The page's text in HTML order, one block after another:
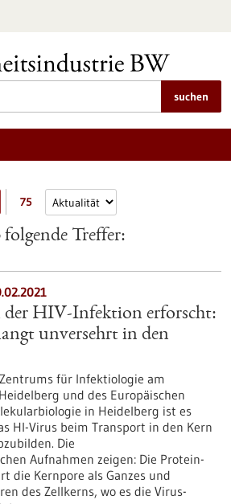
suchen
75
folgende Treffer:
der HIV-Infektion erforscht:
unversehrt in den
für Infektiologie am
und des Europäischen
in Heidelberg ist es
HI-Virus beim Transport in den Kern
Die
Aufnahmen zeigen: Die Protein-
die Kernpore als Ganzes und
des Zellkerns, wo es die Virus-